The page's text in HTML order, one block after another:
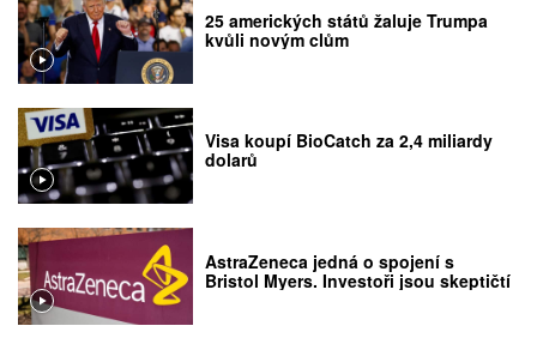
25 amerických států žaluje Trumpa
kvůli novým clům
Visa koupí BioCatch za 2,4 miliardy
dolarů
AstraZeneca jedná o spojení s
Bristol Myers. Investoři jsou skeptičtí